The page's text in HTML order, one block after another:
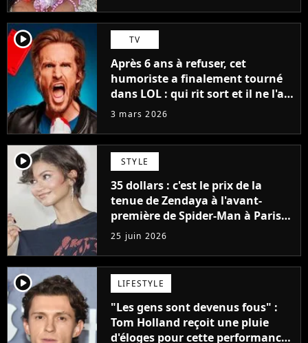
player2 TV
Après 6 ans à refuser, cet
humoriste a finalement tourné
dans LOL : qui rit sort et il ne l'a
pas fait pour l'argent, "J'ai
3 mars 2026
player2 STYLE
35 dollars : c'est le prix de la
tenue de Zendaya à l'avant-
première de Spider-Man à Paris,
"Le style n'a pas besoin de coûter
une fortune"
25 juin 2026
player2 LIFESTYLE
"Les gens sont devenus fous" :
Tom Holland reçoit une pluie
d'éloges pour cette performance